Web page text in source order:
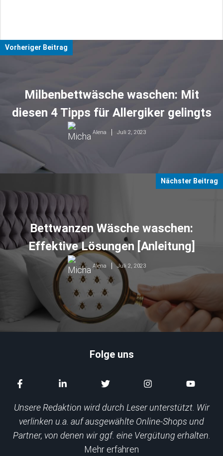
Vorheriger Beitrag
Milbenbettwäsche waschen: Mit
diesen 4 Tipps für Allergiker gelingts
Alena Juli 2, 2023
Nächster Beitrag
Bettwanzen Wäsche waschen:
Effektive Lösungen [Anleitung]
Alena Juli 2, 2023
Folge uns
Unsere Redaktion wird durch Leser unterstützt. Wir
verlinken u.a. auf ausgewählte Online-Shops und
Partner, von denen wir ggf. eine Vergütung erhalten.
Mehr erfahren